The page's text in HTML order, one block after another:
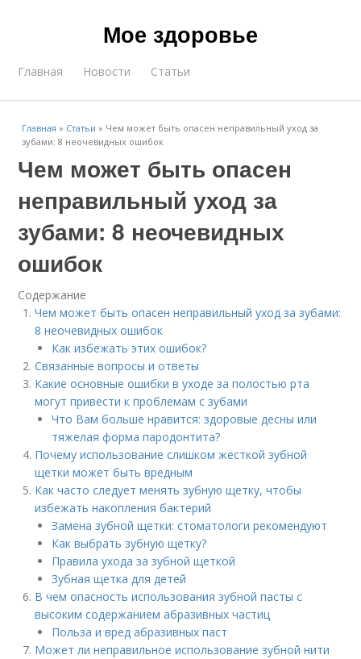
Мое здоровье
Главная Новости Статьи
Главная » Статьи » Чем может быть опасен неправильный уход за
зубами: 8 неочевидных ошибок
Чем может быть опасен
неправильный уход за
зубами: 8 неочевидных
ошибок
Содержание
Чем может быть опасен неправильный уход за зубами:
8 неочевидных ошибок
Как избежать этих ошибок?
Связанные вопросы и ответы
Какие основные ошибки в уходе за полостью рта
могут привести к проблемам с зубами
Что Вам больше нравится: здоровые десны или
тяжелая форма пародонтита?
Почему использование слишком жесткой зубной
щетки может быть вредным
Как часто следует менять зубную щетку, чтобы
избежать накопления бактерий
Замена зубной щетки: стоматологи рекомендуют
Как выбрать зубную щетку?
Правила ухода за зубной щеткой
Зубная щетка для детей
В чем опасность использования зубной пасты с
высоким содержанием абразивных частиц
Польза и вред абразивных паст
Может ли неправильное использование зубной нити